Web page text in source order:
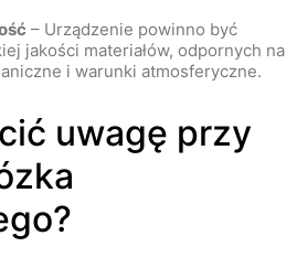
– Urządzenie powinno być
jakości materiałów, odpornych na
i warunki atmosferyczne.
uwagę przy